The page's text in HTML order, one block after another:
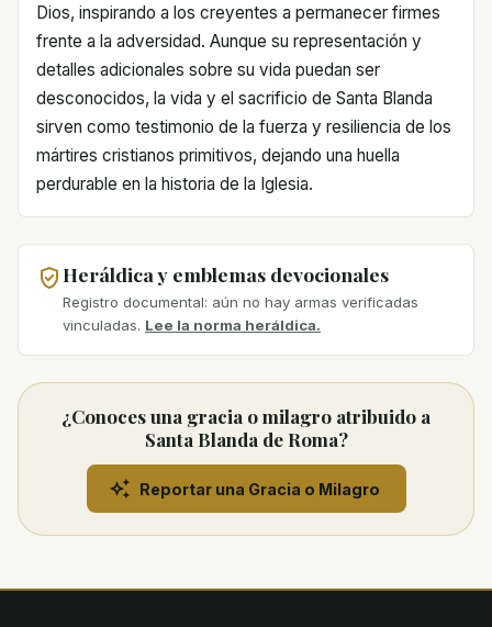
Dios, inspirando a los creyentes a permanecer firmes
frente a la adversidad. Aunque su representación y
detalles adicionales sobre su vida puedan ser
desconocidos, la vida y el sacrificio de Santa Blanda
sirven como testimonio de la fuerza y resiliencia de los
mártires cristianos primitivos, dejando una huella
perdurable en la historia de la Iglesia.
Heráldica y emblemas devocionales
Registro documental: aún no hay armas verificadas
vinculadas. Lee la norma heráldica.
¿Conoces una gracia o milagro atribuido a
Santa Blanda de Roma?
Reportar una Gracia o Milagro